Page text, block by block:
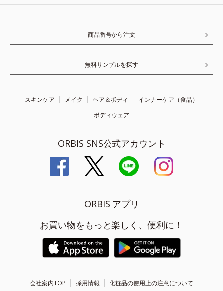
商品番号から注文
無料サンプルを探す
スキンケア メイク ヘア＆ボディ
インナーケア（食品）
ボディウェア
ORBIS SNS公式アカウント
ORBIS アプリ
お買い物をもっと楽しく、便利に！
会社案内TOP 採用情報 化粧品の使用上の注意について